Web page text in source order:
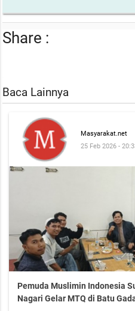
Share :
Baca Lainnya
Masyarakat.net
25 Feb 2026 -
Pemuda Muslimin Indonesia
Nagari Gelar MTQ di Batu